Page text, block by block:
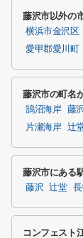
藤沢市以外の
横浜市金沢区
愛甲郡愛川町
藤沢市の町名
鵠沼海岸 藤沢
片瀬海岸
辻
藤沢市にある
藤沢 辻堂
コンフェスト